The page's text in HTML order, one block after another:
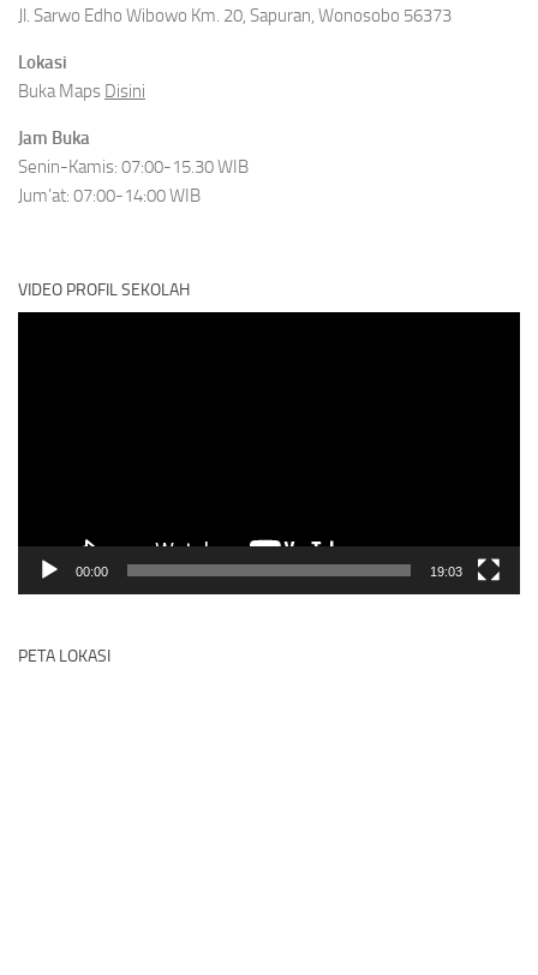
Jl. Sarwo Edho Wibowo Km. 20, Sapuran, Wonosobo 56373
Lokasi
Buka Maps Disini
Jam Buka
Senin-Kamis: 07:00-15.30 WIB
Jum’at: 07:00-14:00 WIB
VIDEO PROFIL SEKOLAH
00:00 19:03
PETA LOKASI